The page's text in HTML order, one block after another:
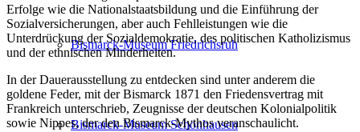
Bismarck-Museum Friedrichsruh
Bismarck-Museum Schönhausen
Erfolge wie die Nationalstaatsbildung und die Einführung der
Sozialversicherungen, aber auch Fehlleistungen wie die
Unterdrückung der Sozialdemokratie, des politischen Katholizismus
und der ethnischen Minderheiten.
In der Dauerausstellung zu entdecken sind unter anderem die
goldene Feder, mit der Bismarck 1871 den Friedensvertrag mit
Frankreich unterschrieb, Zeugnisse der deutschen Kolonialpolitik
sowie Nippes, der den Bismarck-Mythos veranschaulicht.